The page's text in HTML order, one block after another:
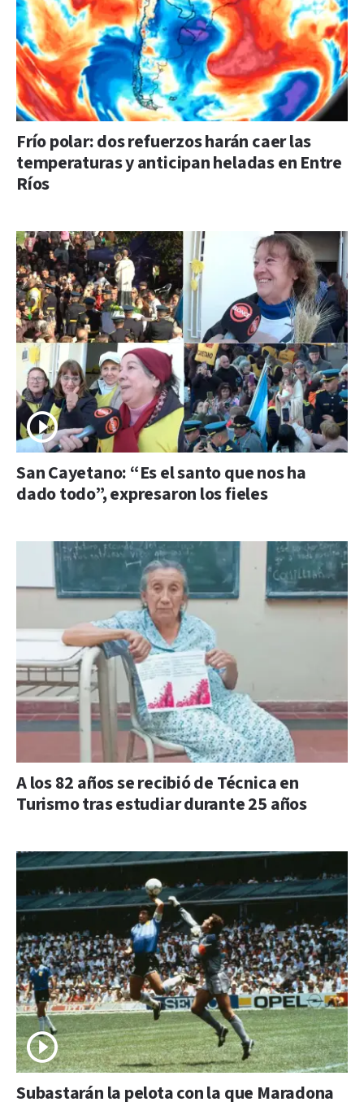
Frío polar: dos refuerzos harán caer las
temperaturas y anticipan heladas en Entre
Ríos
San Cayetano: “Es el santo que nos ha
dado todo”, expresaron los fieles
A los 82 años se recibió de Técnica en
Turismo tras estudiar durante 25 años
Subastarán la pelota con la que Maradona